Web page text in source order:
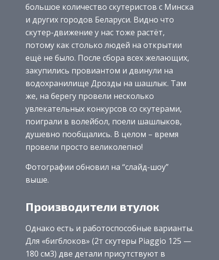
большое количество скутеристов с Минска
и других городов Беларуси. Видно что
скутер-движение у нас тоже растёт,
потому как столько людей на открытии
ещё не было. После сбора всех желающих,
закупились провиантом и двинули на
водохранилище Дрозды на шашлык. Там
же, на берегу провели несколько
увлекательных конкурсов со скутерами,
поиграли в волейбол, поели шашлыков,
душевно пообщались. В целом – время
провели просто великолепно!
Фотографии обновил на “слайд-шоу”
выше.
Производители втулок
Однако есть и работоспособные варианты.
Для «бигблоков» (2т скутеры Piaggio 125 —
180 см3) две детали присутствуют в